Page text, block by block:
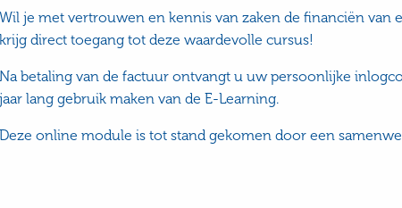
Wil je met vertrouwen en kennis van zaken de financiën van
krijg direct toegang tot deze waardevolle cursus!
Na betaling van de factuur ontvangt u uw persoonlijke
jaar lang gebruik maken van de E-Learning.
Deze online module is tot stand gekomen door een